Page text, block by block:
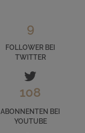
9
FOLLOWER BEI
TWITTER
108
ABONNENTEN BEI
YOUTUBE